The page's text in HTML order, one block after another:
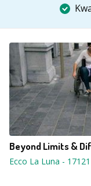
Beyond Limits &
Ecco La Luna - 17121